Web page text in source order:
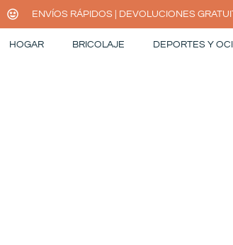
ENVÍOS RÁPIDOS | DEVOLUCIONES
HOGAR BRICOLAJE DEPORTES Y